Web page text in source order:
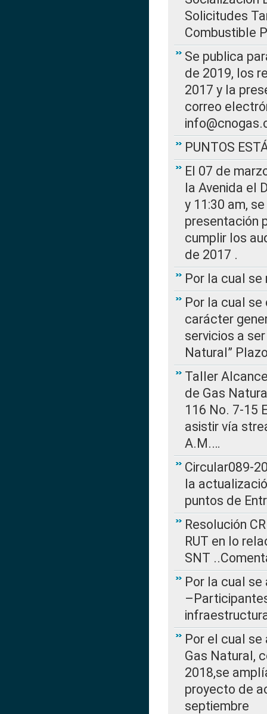
Solicitudes
Combustible
Se publica
de 2019, los
2017 y la
correo
PUNTOS
El 07 de
la Avenida el
y 11:30 am,
presentación
cumplir los
de 2017 .
Por la cual se
Por la cual
carácter
servicios a
Natural”
Taller
de Gas
116 No. 7-15
asistir vía
A.M.…
Circular089-
la
puntos de
Resolución
RUT en lo
SNT
Por la cual se
Por el cual
Gas Natural,
2018,se
proyecto de
septiembre